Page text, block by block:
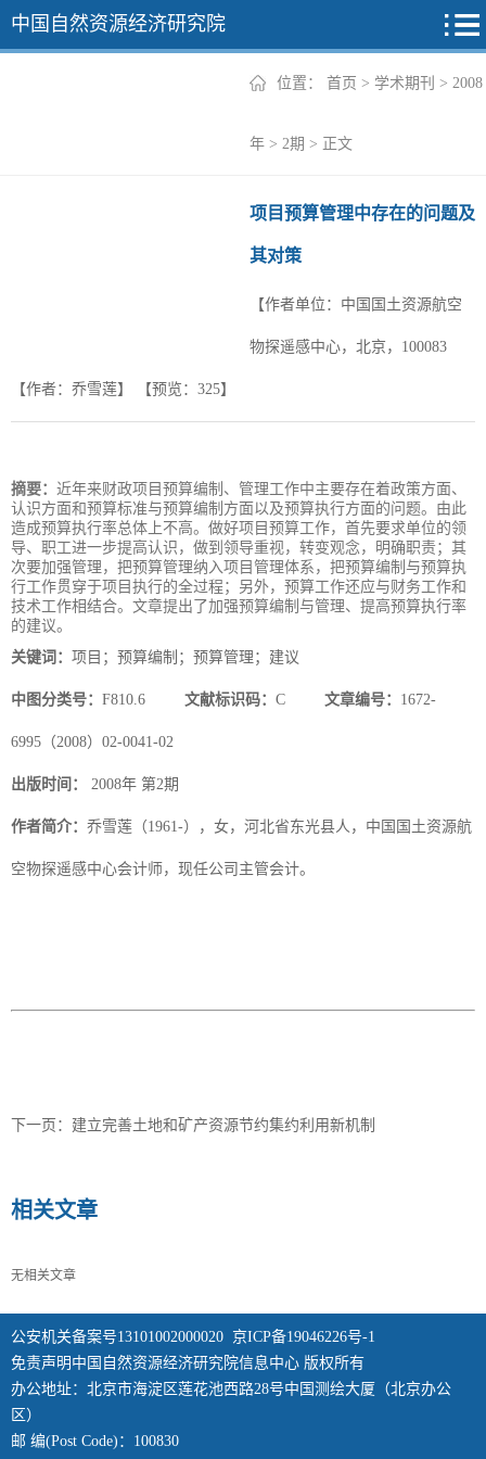
中国自然资源经济研究院
位置： 首页 > 学术期刊 > 2008
年 > 2期 > 正文
项目预算管理中存在的问题及
其对策
【作者单位：中国国土资源航空
物探遥感中心，北京，100083
【作者：乔雪莲】 【预览： 325】
摘要： 近年来财政项目预算编制、管理工作中主要存在着政策方面、
认识方面和预算标准与预算编制方面以及预算执行方面的问题。由此
造成预算执行率总体上不高。做好项目预算工作，首先要求单位的领
导、职工进一步提高认识，做到领导重视，转变观念，明确职责；其
次要加强管理，把预算管理纳入项目管理体系，把预算编制与预算执
行工作贯穿于项目执行的全过程；另外，预算工作还应与财务工作和
技术工作相结合。文章提出了加强预算编制与管理、提高预算执行率
的建议。
关键词： 项目；预算编制；预算管理；建议
中图分类号： F810.6 文献标识码： C 文章编号： 1672-
6995（2008）02-0041-02
出版时间： 2008年 第2期
作者简介： 乔雪莲（1961-），女，河北省东光县人，中国国土资源航
空物探遥感中心会计师，现任公司主管会计。
下一页： 建立完善土地和矿产资源节约集约利用新机制
相关文章
无相关文章
公安机关备案号13101002000020 京ICP备19046226号-1
免责声明中国自然资源经济研究院信息中心 版权所有
办公地址：北京市海淀区莲花池西路28号中国测绘大厦（北京办公
区）
邮 编(Post Code)：100830